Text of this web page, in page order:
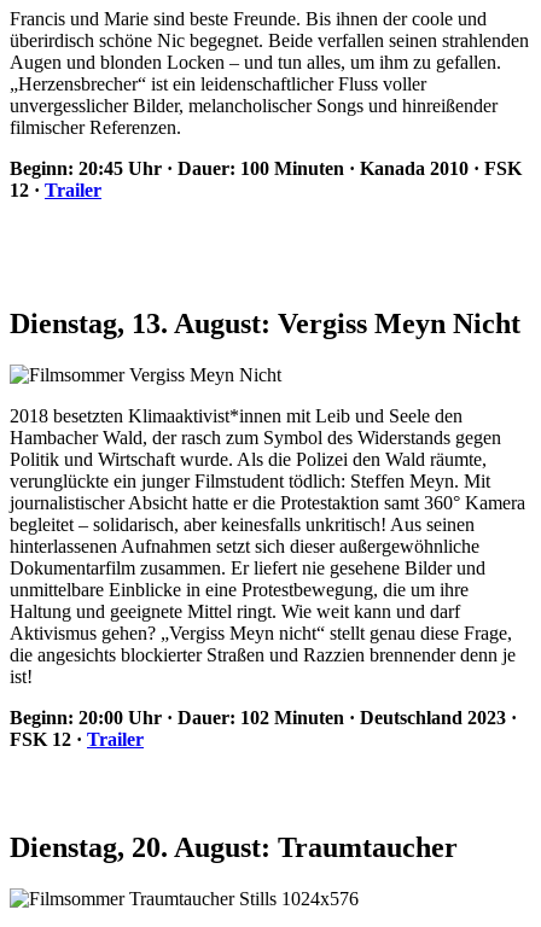
Francis und Marie sind beste Freunde. Bis ihnen der coole und
überirdisch schöne Nic begegnet. Beide verfallen seinen strahlenden
Augen und blonden Locken – und tun alles, um ihm zu gefallen.
„Herzensbrecher“ ist ein leidenschaftlicher Fluss voller
unvergesslicher Bilder, melancholischer Songs und hinreißender
filmischer Referenzen.
Beginn: 20:45 Uhr · Dauer: 100 Minuten · Kanada 2010 · FSK
12 · Trailer
Dienstag, 13. August: Vergiss Meyn Nicht
2018 besetzten Klimaaktivist*innen mit Leib und Seele den
Hambacher Wald, der rasch zum Symbol des Widerstands gegen
Politik und Wirtschaft wurde. Als die Polizei den Wald räumte,
verunglückte ein junger Filmstudent tödlich: Steffen Meyn. Mit
journalistischer Absicht hatte er die Protestaktion samt 360° Kamera
begleitet – solidarisch, aber keinesfalls unkritisch! Aus seinen
hinterlassenen Aufnahmen setzt sich dieser außergewöhnliche
Dokumentarfilm zusammen. Er liefert nie gesehene Bilder und
unmittelbare Einblicke in eine Protestbewegung, die um ihre
Haltung und geeignete Mittel ringt. Wie weit kann und darf
Aktivismus gehen? „Vergiss Meyn nicht“ stellt genau diese Frage,
die angesichts blockierter Straßen und Razzien brennender denn je
ist!
Beginn: 20:00 Uhr · Dauer: 102 Minuten · Deutschland 2023 ·
FSK 12 · Trailer
Dienstag, 20. August: Traumtaucher